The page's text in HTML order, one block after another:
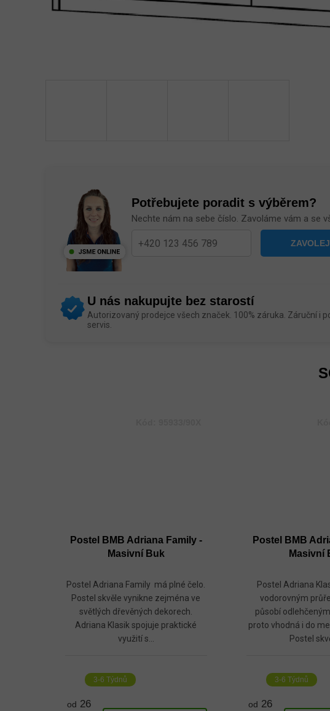
Potřebujete poradit s výběrem?
Nechte nám na sebe číslo. Zavoláme vám a se
U nás nakupujte bez starostí
Autorizovaný prodejce všech značek. 100% záruka. Záruční i
servis.
Postel BMB Adriana Family -
Masivní Buk
Postel Adriana Family má plné čelo.
Postel skvěle vynikne zejména ve
světlých dřevěných dekorech.
Adriana Klasik spojuje praktické
využití s...
3-6 Týdnů
od 26
Postel BMB
Masivní
Postel Adriana
vodorovným
působí
proto vhodná i do
Postel
3-6 Týdnů
od 26